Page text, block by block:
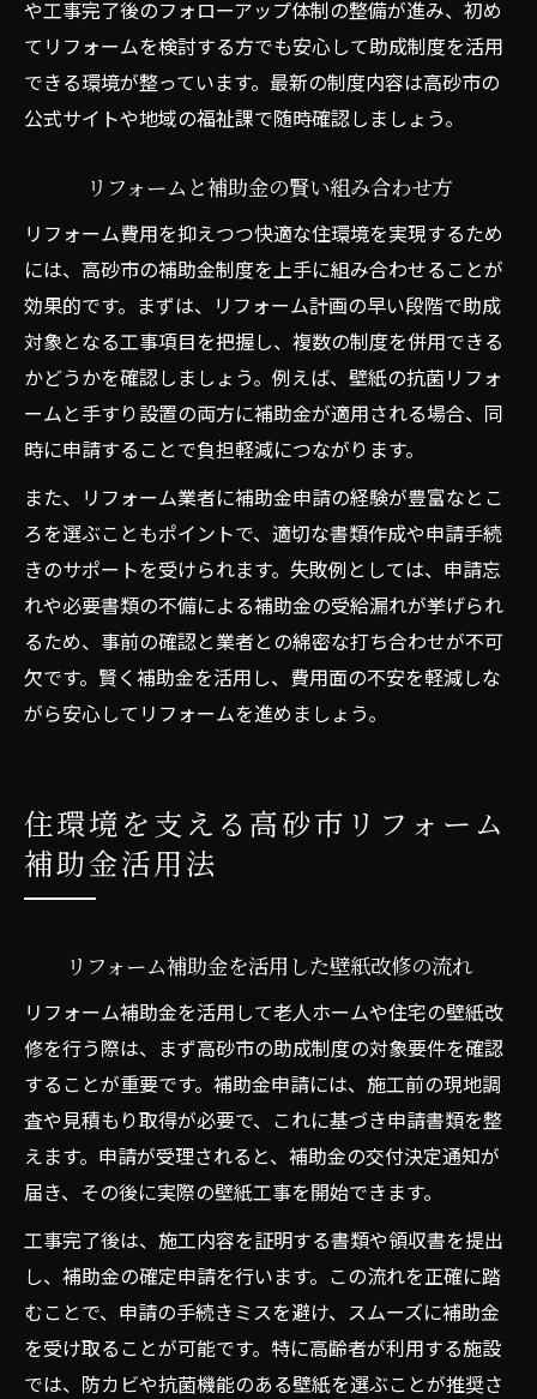
や工事完了後のフォローアップ体制の整備が進み、初め
てリフォームを検討する方でも安心して助成制度を活用
できる環境が整っています。最新の制度内容は高砂市の
公式サイトや地域の福祉課で随時確認しましょう。
リフォームと補助金の賢い組み合わせ方
リフォーム費用を抑えつつ快適な住環境を実現するため
には、高砂市の補助金制度を上手に組み合わせることが
効果的です。まずは、リフォーム計画の早い段階で助成
対象となる工事項目を把握し、複数の制度を併用できる
かどうかを確認しましょう。例えば、壁紙の抗菌リフォ
ームと手すり設置の両方に補助金が適用される場合、同
時に申請することで負担軽減につながります。
また、リフォーム業者に補助金申請の経験が豊富なとこ
ろを選ぶこともポイントで、適切な書類作成や申請手続
きのサポートを受けられます。失敗例としては、申請忘
れや必要書類の不備による補助金の受給漏れが挙げられ
るため、事前の確認と業者との綿密な打ち合わせが不可
欠です。賢く補助金を活用し、費用面の不安を軽減しな
がら安心してリフォームを進めましょう。
住環境を支える高砂市リフォーム
補助金活用法
リフォーム補助金を活用した壁紙改修の流れ
リフォーム補助金を活用して老人ホームや住宅の壁紙改
修を行う際は、まず高砂市の助成制度の対象要件を確認
することが重要です。補助金申請には、施工前の現地調
査や見積もり取得が必要で、これに基づき申請書類を整
えます。申請が受理されると、補助金の交付決定通知が
届き、その後に実際の壁紙工事を開始できます。
工事完了後は、施工内容を証明する書類や領収書を提出
し、補助金の確定申請を行います。この流れを正確に踏
むことで、申請の手続きミスを避け、スムーズに補助金
を受け取ることが可能です。特に高齢者が利用する施設
では、防カビや抗菌機能のある壁紙を選ぶことが推奨さ